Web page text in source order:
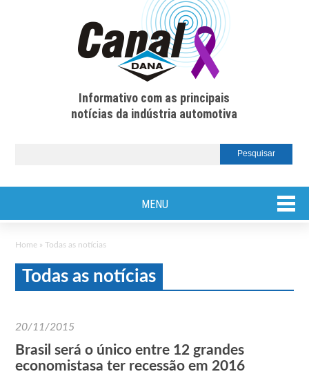
Informativo com as principais
notícias da indústria automotiva
MENU
Home »Todas as notícias
Todas as notícias
20/11/2015
Brasil será o único entre 12 grandes
economistasa ter recessão em 2016